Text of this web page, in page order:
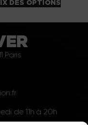
DES OPTIONS
Paris
de 11h à 20h